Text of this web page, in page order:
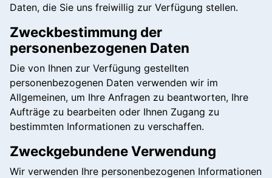
Daten, die Sie uns freiwillig zur Verfügung stellen.
Zweckbestimmung der
personenbezogenen Daten
Die von Ihnen zur Verfügung gestellten
personenbezogenen Daten verwenden wir im
Allgemeinen, um Ihre Anfragen zu beantworten, Ihre
Aufträge zu bearbeiten oder Ihnen Zugang zu
bestimmten Informationen zu verschaffen.
Zweckgebundene Verwendung
Wir verwenden Ihre personenbezogenen Informationen